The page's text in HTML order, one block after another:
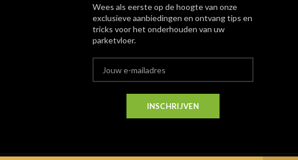
Wees als eerste op de hoogte van onze
exclusieve aanbiedingen en ontvang tips en
tricks voor het onderhouden van uw
parketvloer.